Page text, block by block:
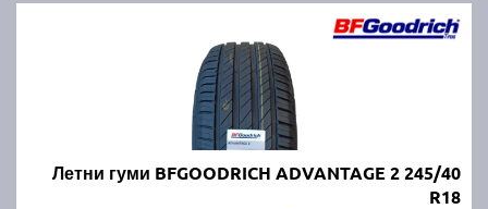
Летни гуми BFGOODRICH ADVANTAGE 2 245/40
R18